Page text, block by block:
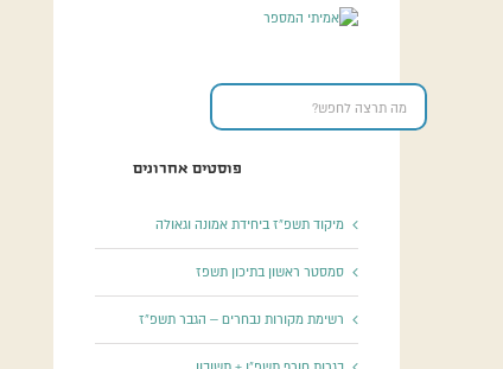
פוסטים אחרונים
מיקוד תשפ”ז ביחידת אמונה וגאולה
סמסטר ראשון בתיכון תשפז
רשימת מקורות נבחרים – הגבר תשפ”ז